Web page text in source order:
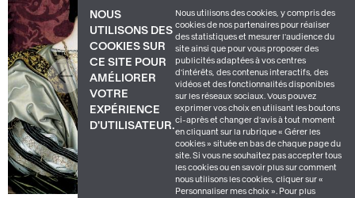
NOUS
UTILISONS DES
COOKIES SUR
CE SITE POUR
AMÉLIORER
VOTRE
EXPÉRIENCE
D'UTILISATEUR.
Nous utilisons des cookies, y compris des
cookies de nos partenaires pour réaliser
des statistiques et mesurer l'audience du
site ainsi que pour vous proposer des
publicités adaptées à vos centres
d'intérêts, des contenus interactifs, des
vidéos et des fonctionnalités disponibles
sur les réseaux sociaux. Vous pouvez
exprimer vos choix en utilisant les boutons
ci-après et changer d’avis à tout moment
en cliquant sur la rubrique « Gérer les
cookies » située en bas de chaque page du
site. Si vous ne souhaitez pas accepter tous
les cookies ou en savoir plus sur comment
nous utilisons les cookies, cliquer sur «
Personnaliser mes choix ». Pour plus